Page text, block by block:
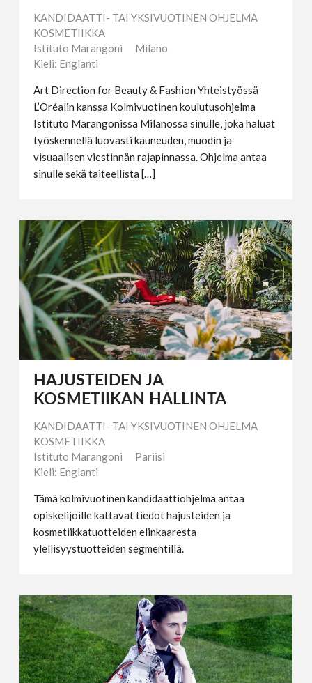
KANDIDAATTI- TAI YKSIVUOTINEN OHJELMA
KOSMETIIKKA
Istituto Marangoni
Milano
Kieli: Englanti
Art Direction for Beauty & Fashion Yhteistyössä
L’Oréalin kanssa Kolmivuotinen koulutusohjelma
Istituto Marangonissa Milanossa sinulle, joka haluat
työskennellä luovasti kauneuden, muodin ja
visuaalisen viestinnän rajapinnassa. Ohjelma antaa
sinulle sekä taiteellista […]
HAJUSTEIDEN JA
KOSMETIIKAN HALLINTA
KANDIDAATTI- TAI YKSIVUOTINEN OHJELMA
KOSMETIIKKA
Istituto Marangoni
Pariisi
Kieli: Englanti
Tämä kolmivuotinen kandidaattiohjelma antaa
opiskelijoille kattavat tiedot hajusteiden ja
kosmetiikkatuotteiden elinkaaresta
ylellisyystuotteiden segmentillä.